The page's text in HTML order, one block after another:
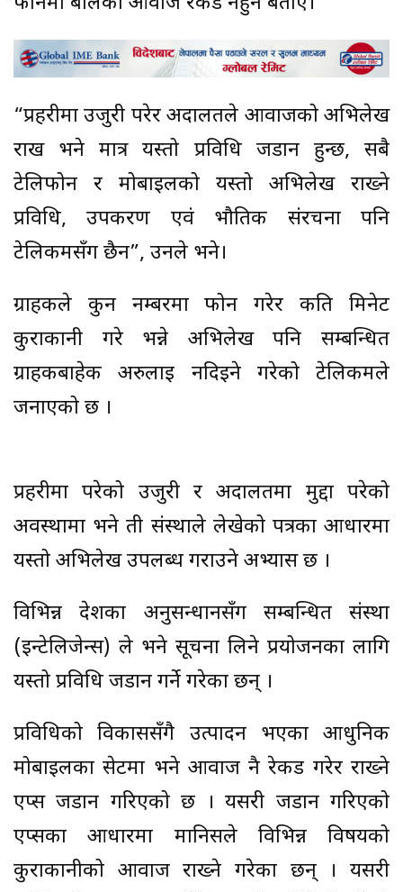
“प्रहरीमा उजुरी परेर अदालतले आवाजको अभिलेख
राख भने मात्र यस्तो प्रविधि जडान हुन्छ, सबै
टेलिफोन र मोबाइलको यस्तो अभिलेख राख्ने
प्रविधि, उपकरण एवं भौतिक संरचना पनि
टेलिकमसँग छैन”, उनले भने।
ग्राहकले कुन नम्बरमा फोन गरेर कति मिनेट
कुराकानी गरे भन्ने अभिलेख पनि सम्बन्धित
ग्राहकबाहेक अरुलाई नदिइने गरेको टेलिकमले
जनाएको छ ।
प्रहरीमा परेको उजुरी र अदालतमा मुद्दा परेको
अवस्थामा भने ती संस्थाले लेखेको पत्रका आधारमा
यस्तो अभिलेख उपलब्ध गराउने अभ्यास छ ।
विभिन्न देशका अनुसन्धानसँग सम्बन्धित संस्था
(इन्टेलिजेन्स) ले भने सूचना लिने प्रयोजनका लागि
यस्तो प्रविधि जडान गर्ने गरेका छन् ।
प्रविधिको विकाससँगै उत्पादन भएका आधुनिक
मोबाइलका सेटमा भने आवाज नै रेकर्ड गरेर राख्ने
एप्स जडान गरिएको छ । यसरी जडान गरिएको
एप्सका आधारमा मानिसले विभिन्न विषयको
कुराकानीको आवाज राख्ने गरेका छन् । यसरी